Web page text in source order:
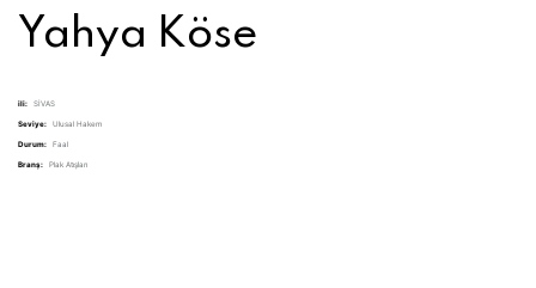
Yahya Köse
ili: SİVAS
Seviye: Ulusal Hakem
Durum: Faal
Branş: Plak Atışları